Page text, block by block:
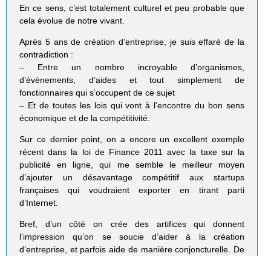
En ce sens, c’est totalement culturel et peu probable que
cela évolue de notre vivant.
Après 5 ans de création d’entreprise, je suis effaré de la
contradiction :
– Entre un nombre incroyable d’organismes,
d’évènements, d’aides et tout simplement de
fonctionnaires qui s’occupent de ce sujet
– Et de toutes les lois qui vont à l’encontre du bon sens
économique et de la compétitivité.
Sur ce dernier point, on a encore un excellent exemple
récent dans la loi de Finance 2011 avec la taxe sur la
publicité en ligne, qui me semble le meilleur moyen
d’ajouter un désavantage compétitif aux startups
françaises qui voudraient exporter en tirant parti
d’Internet.
Bref, d’un côté on crée des artifices qui donnent
l’impression qu’on se soucie d’aider à la création
d’entreprise, et parfois aide de manière conjoncturelle. De